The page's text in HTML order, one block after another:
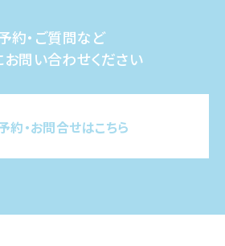
約・ご質問など
問い合わせください
約・お問合せはこちら